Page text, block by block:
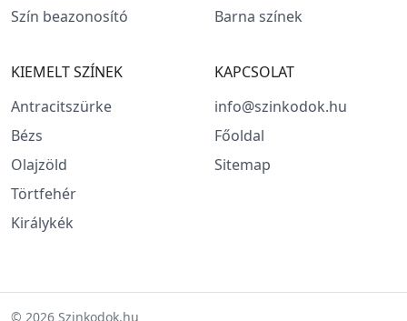
Szín beazonosító
Barna színek
KIEMELT SZÍNEK
Antracitszürke
Bézs
Olajzöld
Törtfehér
Királykék
KAPCSOLAT
info@szinkodok.hu
Főoldal
Sitemap
© 2026 Szinkodok.hu